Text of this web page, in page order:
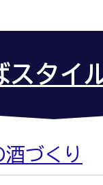
タイル
づくり